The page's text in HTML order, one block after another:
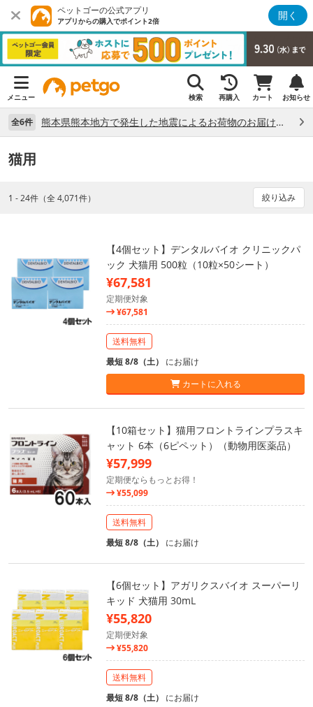
ペットゴーの公式アプリ
アプリからの購入でポイント2倍 開く
メニュー 検索 再購入 カート お知らせ
全6件 熊本県熊本地方で発生した地震によるお荷物のお届け状況について （7/28）
猫用
1 - 24件（全 4,071件） 絞り込み
【4個セット】デンタルバイオ クリニックパ
ック 犬猫用 500粒（10粒×50シート）
¥67,581
定期便対象
¥67,581
送料無料
最短 8/8（土） にお届け
カートに入れる
【10箱セット】猫用フロントラインプラスキ
ャット 6本（6ピペット）（動物用医薬品）
¥57,999
定期便ならもっとお得！
¥55,099
送料無料
最短 8/8（土） にお届け
【6個セット】アガリクスバイオ スーパーリ
キッド 犬猫用 30mL
¥55,820
定期便対象
¥55,820
送料無料
最短 8/8（土） にお届け